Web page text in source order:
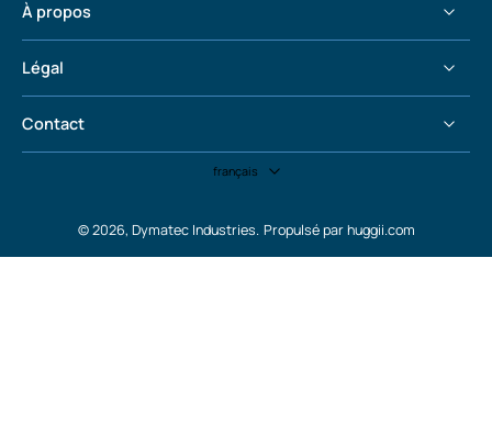
À propos
Légal
Contact
français
© 2026, Dymatec Industries. Propulsé par huggii.com